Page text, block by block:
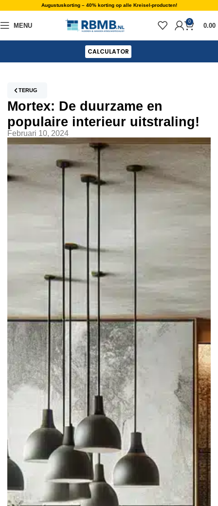
Augustuskorting – 40% korting op alle Kreisel-producten!
MENU
0
0.00
CALCULATOR
TERUG
Mortex: De duurzame en
populaire interieur uitstraling!
Februari 10, 2024